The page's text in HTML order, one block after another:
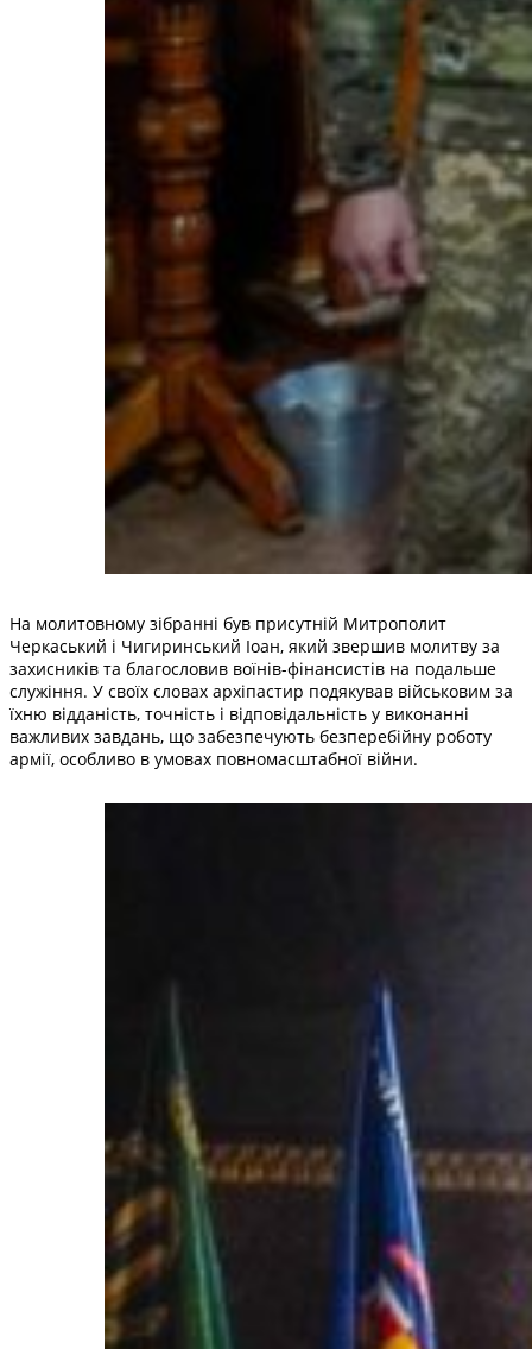
На молитовному зібранні був присутній Митрополит
Черкаський і Чигиринський Іоан, який звершив молитву за
захисників та благословив воїнів-фінансистів на подальше
служіння. У своїх словах архіпастир подякував військовим за
їхню відданість, точність і відповідальність у виконанні
важливих завдань, що забезпечують безперебійну роботу
армії, особливо в умовах повномасштабної війни.